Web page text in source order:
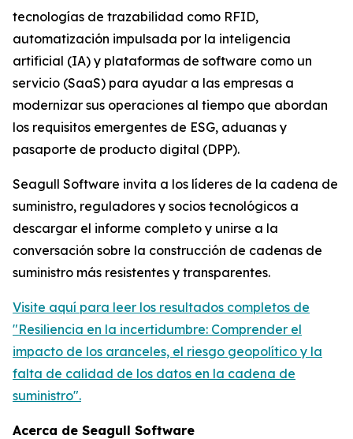
tecnologías de trazabilidad como RFID,
automatización impulsada por la inteligencia
artificial (IA) y plataformas de software como un
servicio (SaaS) para ayudar a las empresas a
modernizar sus operaciones al tiempo que abordan
los requisitos emergentes de ESG, aduanas y
pasaporte de producto digital (DPP).
Seagull Software invita a los líderes de la cadena de
suministro, reguladores y socios tecnológicos a
descargar el informe completo y unirse a la
conversación sobre la construcción de cadenas de
suministro más resistentes y transparentes.
Visite aquí para leer los resultados completos de
"Resiliencia en la incertidumbre: Comprender el
impacto de los aranceles, el riesgo geopolítico y la
falta de calidad de los datos en la cadena de
suministro".
Acerca de Seagull Software